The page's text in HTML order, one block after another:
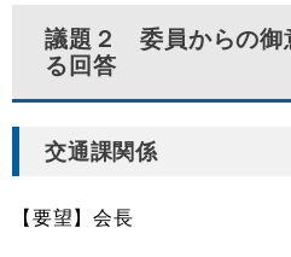
議題２ 委員からの御
る回答
交通課関係
【要望】会長